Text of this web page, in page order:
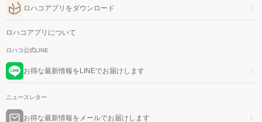
ロハコアプリをダウンロード
ロハコアプリについて
ロハコ公式LINE
お得な最新情報をLINEでお届けします
ニュースレター
お得な最新情報をメールでお届けします